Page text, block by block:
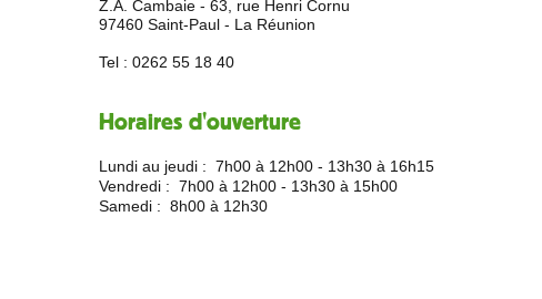
Z.A. Cambaie - 63, rue Henri Cornu
97460 Saint-Paul - La Réunion
Tel : 0262 55 18 40
Horaires d'ouverture
Lundi au jeudi : 7h00 à 12h00 - 13h30 à 16h15
Vendredi : 7h00 à 12h00 - 13h30 à 15h00
Samedi : 8h00 à 12h30